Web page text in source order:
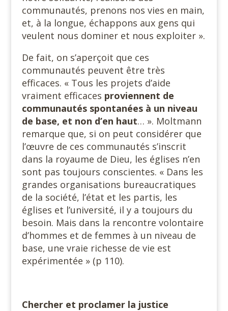
communautés, prenons nos vies en main,
et, à la longue, échappons aux gens qui
veulent nous dominer et nous exploiter ».
De fait, on s’aperçoit que ces
communautés peuvent être très
efficaces. « Tous les projets d’aide
vraiment efficaces proviennent de
communautés spontanées à un niveau
de base, et non d’en haut… ». Moltmann
remarque que, si on peut considérer que
l’œuvre de ces communautés s’inscrit
dans la royaume de Dieu, les églises n’en
sont pas toujours conscientes. « Dans les
grandes organisations bureaucratiques
de la société, l’état et les partis, les
églises et l’université, il y a toujours du
besoin. Mais dans la rencontre volontaire
d’hommes et de femmes à un niveau de
base, une vraie richesse de vie est
expérimentée » (p 110).
Chercher et proclamer la justice